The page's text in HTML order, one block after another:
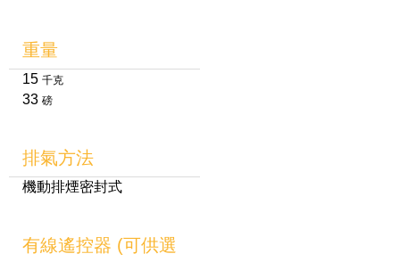
重量
15 千克
33 磅
排氣方法
機動排煙密封式
有線遙控器 (可供選